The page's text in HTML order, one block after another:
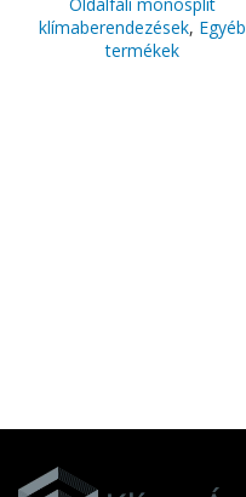
klímaberendezések, Egyéb
termékek